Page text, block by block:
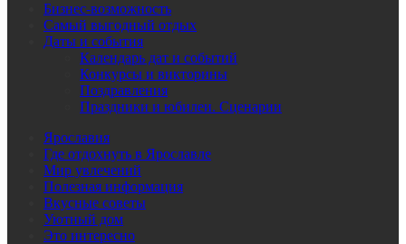
Бизнес-возможность
Самый выгодный отдых
Даты и события
Календарь дат и событий
Конкурсы и викторины
Поздравления
Праздники и юбилеи. Сценарии
Ярославия
Где отдохнуть в Ярославле
Мир увлечений
Полезная информация
Вкусные советы
Уютный дом
Это интересно